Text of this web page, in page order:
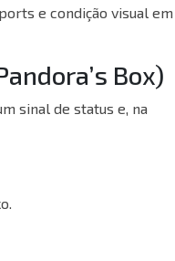
e condição visual em
Box)
sinal de status e, na